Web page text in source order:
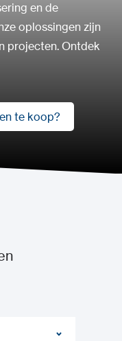
en de
oplossingen zijn
projecten. Ontdek
te koop?